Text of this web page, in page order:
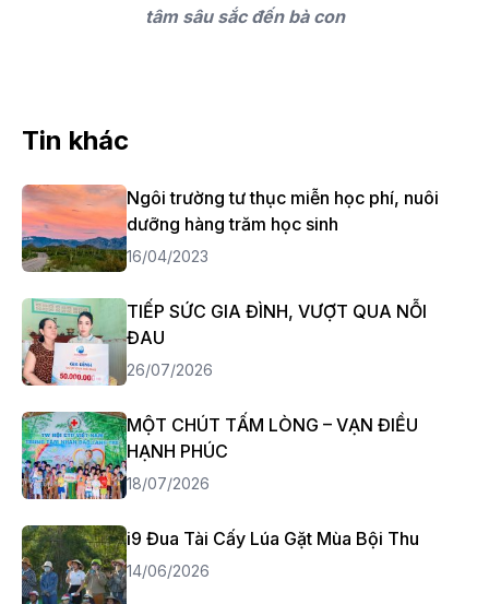
tâm sâu sắc đến bà con
Tin khác
Ngôi trường tư thục miễn học phí, nuôi
dưỡng hàng trăm học sinh
16/04/2023
TIẾP SỨC GIA ĐÌNH, VƯỢT QUA NỖI
ĐAU
26/07/2026
MỘT CHÚT TẤM LÒNG – VẠN ĐIỀU
HẠNH PHÚC
18/07/2026
i9 Đua Tài Cấy Lúa Gặt Mùa Bội Thu
14/06/2026